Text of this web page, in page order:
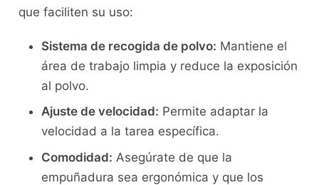
que faciliten su uso:
Sistema de recogida de polvo: Mantiene el
área de trabajo limpia y reduce la exposición
al polvo.
Ajuste de velocidad: Permite adaptar la
velocidad a la tarea específica.
Comodidad: Asegúrate de que la
empuñadura sea ergonómica y que los